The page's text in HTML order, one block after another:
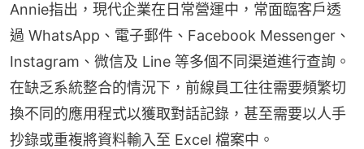
Annie指出，現代企業在日常營運中，常面臨客戶透
過 WhatsApp、電子郵件、Facebook Messenger、
Instagram、微信及 Line 等多個不同渠道進行查詢。
在缺乏系統整合的情況下，前線員工往往需要頻繁切
換不同的應用程式以獲取對話記錄，甚至需要以人手
抄錄或重複將資料輸入至 Excel 檔案中。